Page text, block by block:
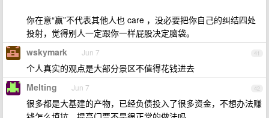
你在意“赢”不代表其他人也 care ，没必要把你自己的纠结四处
投射，觉得别人一定跟你一样屁股决定脑袋。
41
wskymark Jun 7
个人真实的观点是大部分景区不值得花钱进去
42
Melting Jun 7
很多都是大基建的产物，已经负债投入了很多资金，不想办法赚